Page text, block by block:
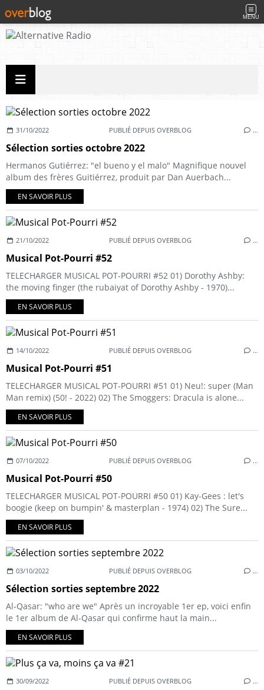
MENU
31/10/2022 PUBLIÉ DEPUIS OVERBLOG …
Sélection sorties octobre 2022
Hermanos Gutiérrez: "el bueno y el malo" Magnifique nouvel
album des frères Guitiérrez, produit par Dan Auerbach...
EN SAVOIR PLUS
21/10/2022 PUBLIÉ DEPUIS OVERBLOG …
Musical Pot-Pourri #52
TELECHARGER MUSICAL POT-POURRI #52 01) Dorothy Ashby:
the moving finger (the rubaiyat of Dorothy Ashby - 1970)...
EN SAVOIR PLUS
14/10/2022 PUBLIÉ DEPUIS OVERBLOG …
Musical Pot-Pourri #51
TELECHARGER MUSICAL POT-POURRI #51 01) Neu!: super (Man
Man remix) (50! - 2022) 02) The Smoggers: Dracula is alone...
EN SAVOIR PLUS
07/10/2022 PUBLIÉ DEPUIS OVERBLOG …
Musical Pot-Pourri #50
TELECHARGER MUSICAL POT-POURRI #50 01) Kay-Gees : let's
boogie (keep on bumpin' & masterplan - 1974) 02) The Sure...
EN SAVOIR PLUS
03/10/2022 PUBLIÉ DEPUIS OVERBLOG …
Sélection sorties septembre 2022
Al-Qasar: "who are we" Après un incroyable 1er ep, voici enfin
le 1er album de Al-Qasar qui confirme haut la main...
EN SAVOIR PLUS
30/09/2022 PUBLIÉ DEPUIS OVERBLOG …